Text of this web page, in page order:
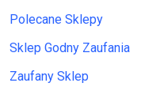
Polecane Sklepy
Sklep Godny Zaufania
Zaufany Sklep